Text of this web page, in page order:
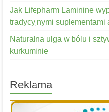
Jak Lifepharm Laminine
tradycyjnymi suplementami
Naturalna ulga w bólu i
kurkuminie
Reklama